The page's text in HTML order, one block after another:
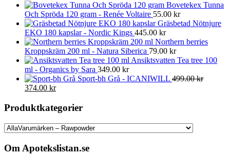
Bovetekex Tunna
Och Spröda 120 gram - Renée Voltaire 55.00 kr
Gräsbetad Nötnjure
EKO 180 kapslar - Nordic Kings 445.00 kr
Northern berries
Kroppskräm 200 ml - Natura Siberica 79.00 kr
Ansiktsvatten Tea tree 100
ml - Organics by Sara 349.00 kr
Sport-bh Grå - ICANIWILL 499.00kr
Det
priset
499.00 kr.
374.00 krDet
priset
är:
374.00 kr.
Produktkategorier
Om Apotekslistan.se